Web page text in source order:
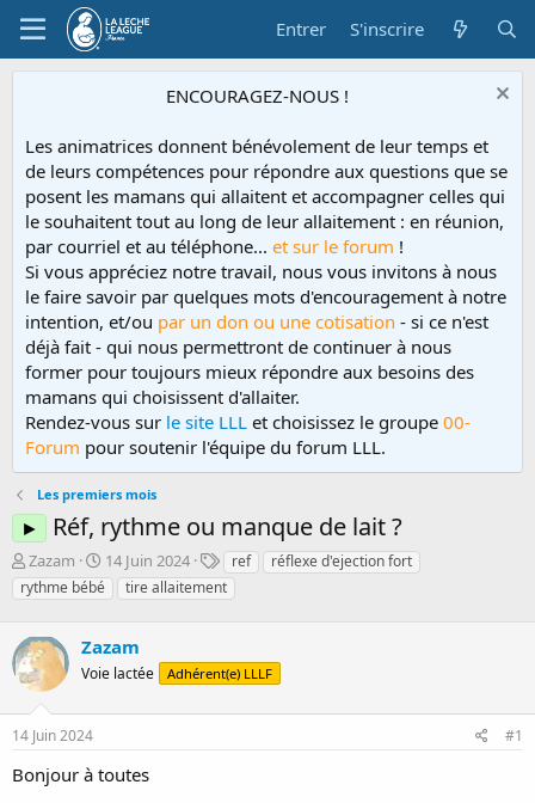
Entrer S'inscrire
ENCOURAGEZ-NOUS !
Les animatrices donnent bénévolement de leur temps et
de leurs compétences pour répondre aux questions que se
posent les mamans qui allaitent et accompagner celles qui
le souhaitent tout au long de leur allaitement : en réunion,
par courriel et au téléphone... et sur le forum !
Si vous appréciez notre travail, nous vous invitons à nous
le faire savoir par quelques mots d'encouragement à notre
intention, et/ou par un don ou une cotisation - si ce n'est
déjà fait - qui nous permettront de continuer à nous
former pour toujours mieux répondre aux besoins des
mamans qui choisissent d'allaiter.
Rendez-vous sur le site LLL et choisissez le groupe 00-
Forum pour soutenir l'équipe du forum LLL.
Les premiers mois
► Réf, rythme ou manque de lait ?
D
é
m
r
r
é
e
p
r
Zazam
D
a
t
d
e
é
t
14 Juin 2024
T
a
g
ref
réflexe d'ejection fort
rythme bébé
tire allaitement
Zazam
Voie lactée Adhérent(e) LLLF
14 Juin 2024 #1
Bonjour à toutes